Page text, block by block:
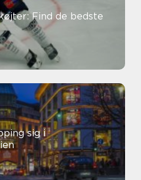
Find de bedste
sig i